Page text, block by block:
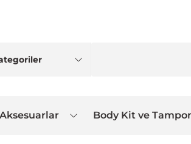
Aksesuarlar Body Kit ve